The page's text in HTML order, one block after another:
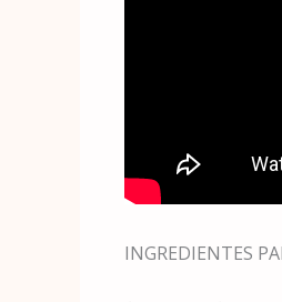
INGREDIENTES